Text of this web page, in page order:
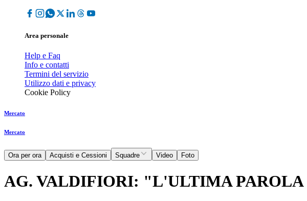
Area personale
Help e Faq
Info e contatti
Termini del servizio
Utilizzo dati e privacy
Cookie Policy
Mercato
Mercato
Ora per ora Acquisti e Cessioni Squadre Video Foto
AG. VALDIFIORI: "L'ULTIMA